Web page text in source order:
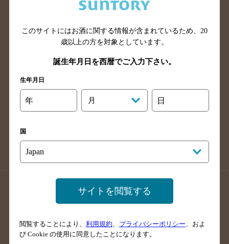
滋賀県のバー検索
和歌山県のバー検索
山口県のバー検索
鳥取県のバー検索
島根県のバー検索
徳島県のバー検索
高知県のバー検索
福岡県のバー検索
長崎県のバー検索
佐賀県のバー検索
店舗登録方法のご案内
店舗情報更新方法のご案内
掲載店舗様ログイン
このサイトにはお酒に関する情報が含まれているため、 20
歳以上の方を対象としています。
誕生年月日を西暦でご入力下さい。
生年月日
年 月 日
国
サイトを閲覧する
閲覧することにより、 利用規約 プライバシーポリシー 、およ
び Cookie の使用に同意したことになります。